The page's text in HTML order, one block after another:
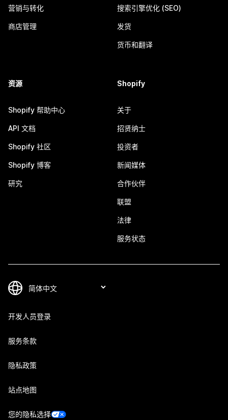
营销与转化
商店管理
搜索引擎优化 (SEO)
发货
货币和翻译
资源
Shopify 帮助中心
API 文档
Shopify 社区
Shopify 博客
研究
Shopify
关于
招贤纳士
投资者
新闻媒体
合作伙伴
联盟
法律
服务状态
开发人员登录
服务条款
隐私政策
站点地图
您的隐私选择